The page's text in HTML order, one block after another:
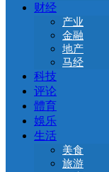
财经
产业
金融
地产
马经
科技
评论
體育
娛乐
生活
美食
旅游